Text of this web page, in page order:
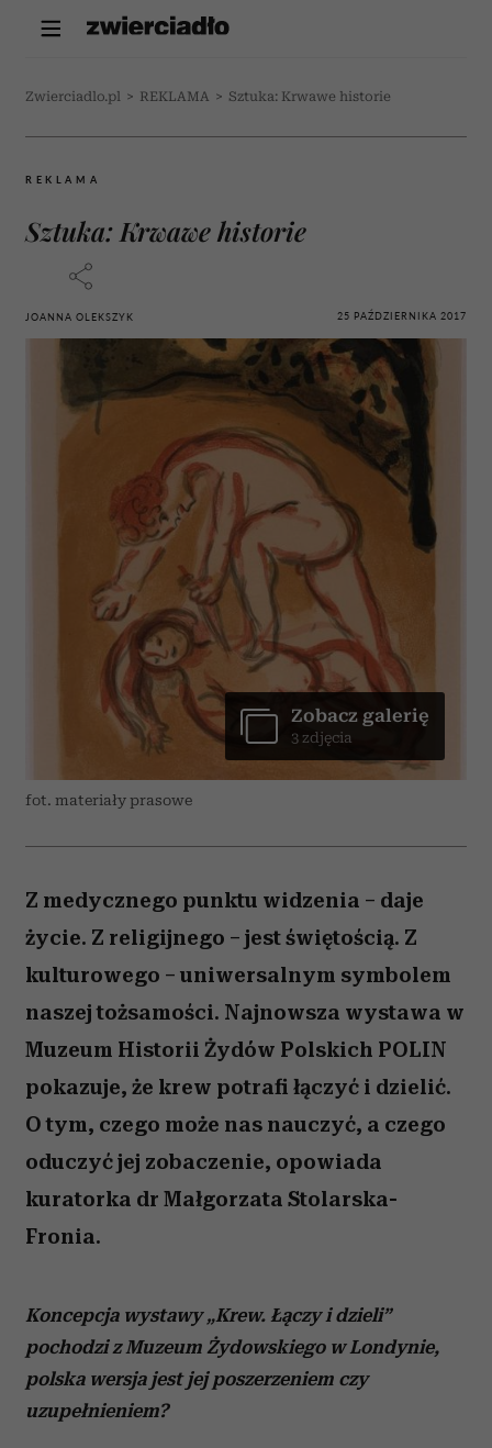
Zwierciadlo.pl > REKLAMA > Sztuka: Krwawe historie
REKLAMA
Sztuka: Krwawe historie
JOANNA OLEKSZYK 25 PAŹDZIERNIKA 2017
fot. materiały prasowe
Zobacz galerię
3 zdjęcia
Z medycznego punktu widzenia – daje
życie. Z religijnego – jest świętością. Z
kulturowego – uniwersalnym symbolem
naszej tożsamości. Najnowsza wystawa w
Muzeum Historii Żydów Polskich POLIN
pokazuje, że krew potrafi łączyć i dzielić.
O tym, czego może nas nauczyć, a czego
oduczyć jej zobaczenie, opowiada
kuratorka dr Małgorzata Stolarska-
Fronia.
Koncepcja wystawy „Krew. Łączy i dzieli”
pochodzi z Muzeum Żydowskiego w Londynie,
polska wersja jest jej poszerzeniem czy
uzupełnieniem?